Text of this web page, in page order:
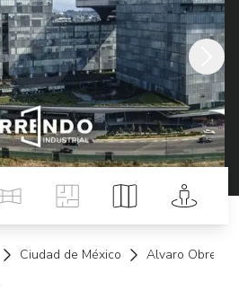
Tour VirtualPlanos Mapa Street
Ciudad de México Alvaro Obregón